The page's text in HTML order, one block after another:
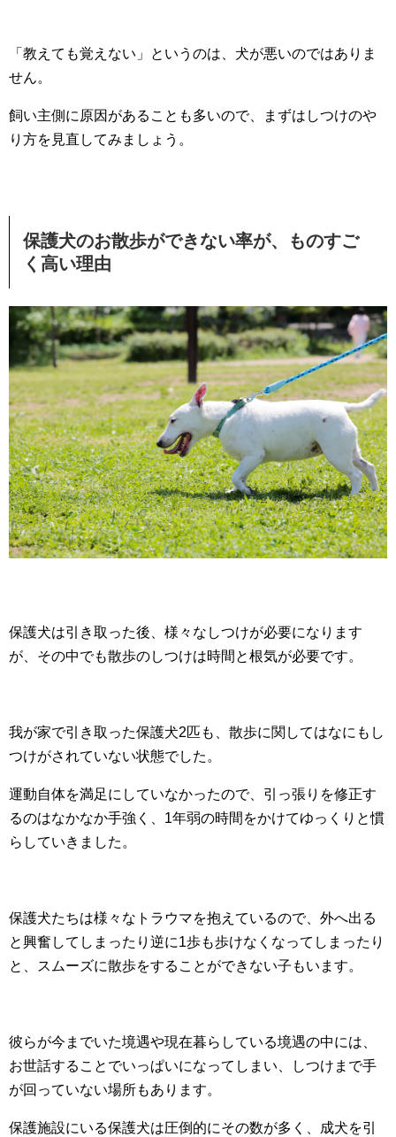
「教えても覚えない」というのは、犬が悪いのではありま
せん。
飼い主側に原因があることも多いので、まずはしつけのや
り方を見直してみましょう。
保護犬のお散歩ができない率が、ものすご
く高い理由
保護犬は引き取った後、様々なしつけが必要になります
が、その中でも散歩のしつけは時間と根気が必要です。
我が家で引き取った保護犬2匹も、散歩に関してはなにもし
つけがされていない状態でした。
運動自体を満足にしていなかったので、引っ張りを修正す
るのはなかなか手強く、1年弱の時間をかけてゆっくりと慣
らしていきました。
保護犬たちは様々なトラウマを抱えているので、外へ出る
と興奮してしまったり逆に1歩も歩けなくなってしまったり
と、スムーズに散歩をすることができない子もいます。
彼らが今までいた境遇や現在暮らしている境遇の中には、
お世話することでいっぱいになってしまい、しつけまで手
が回っていない場所もあります。
保護施設にいる保護犬は圧倒的にその数が多く、成犬を引